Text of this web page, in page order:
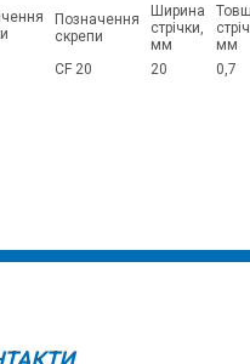
Позначення
скрепи
Ширина
стрічки,
мм
мм
CF 20 20 0,7